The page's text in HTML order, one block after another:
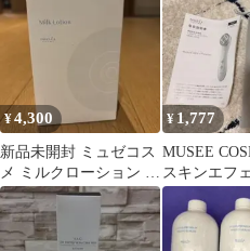
¥4,300
新品未開封 ミュゼコス
メ ミルクローション モ
イストプラス ブーケサ
ボンの香り
¥ 1,777
MUSEE
スキンエフ
顔器 本体